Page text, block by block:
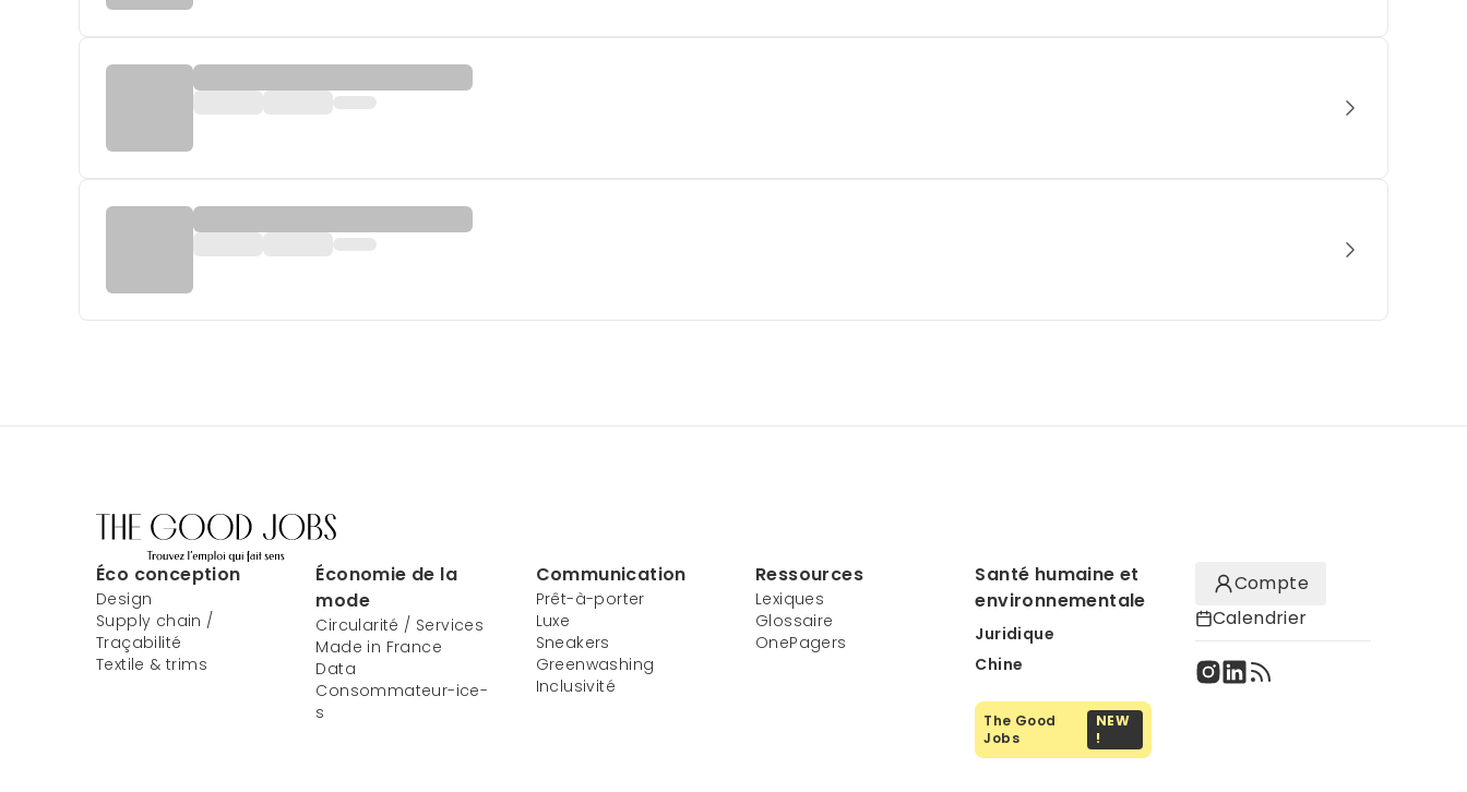
Éco conception
Design
Supply chain /
Traçabilité
Textile & trims
Économie de la
mode
Circularité / Services
Made in France
Data
Consommateur-ice-
s
Communication
Prêt-à-porter
Luxe
Sneakers
Greenwashing
Inclusivité
Ressources
Lexiques
Glossaire
OnePagers
Santé humaine et
environnementale
Juridique
Chine
The Good
Jobs
NEW
!
Compte
Calendrier